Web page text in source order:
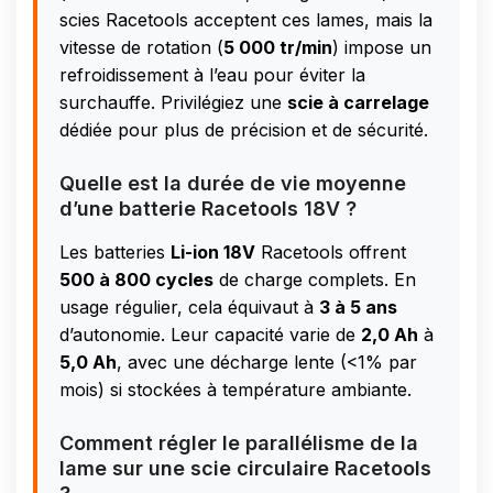
scies Racetools acceptent ces lames, mais la
vitesse de rotation (5 000 tr/min) impose un
refroidissement à l’eau pour éviter la
surchauffe. Privilégiez une scie à carrelage
dédiée pour plus de précision et de sécurité.
Quelle est la durée de vie moyenne
d’une batterie Racetools 18V ?
Les batteries Li-ion 18V Racetools offrent
500 à 800 cycles de charge complets. En
usage régulier, cela équivaut à 3 à 5 ans
d’autonomie. Leur capacité varie de 2,0 Ah à
5,0 Ah, avec une décharge lente (<1% par
mois) si stockées à température ambiante.
Comment régler le parallélisme de la
lame sur une scie circulaire Racetools